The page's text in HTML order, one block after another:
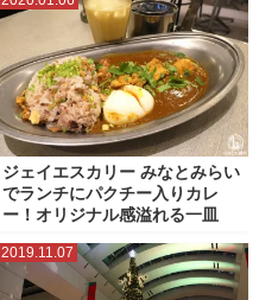
ジェイエスカリー みなとみらい
でランチにパクチー入りカレ
ー！オリジナル感溢れる一皿
2019.11.07